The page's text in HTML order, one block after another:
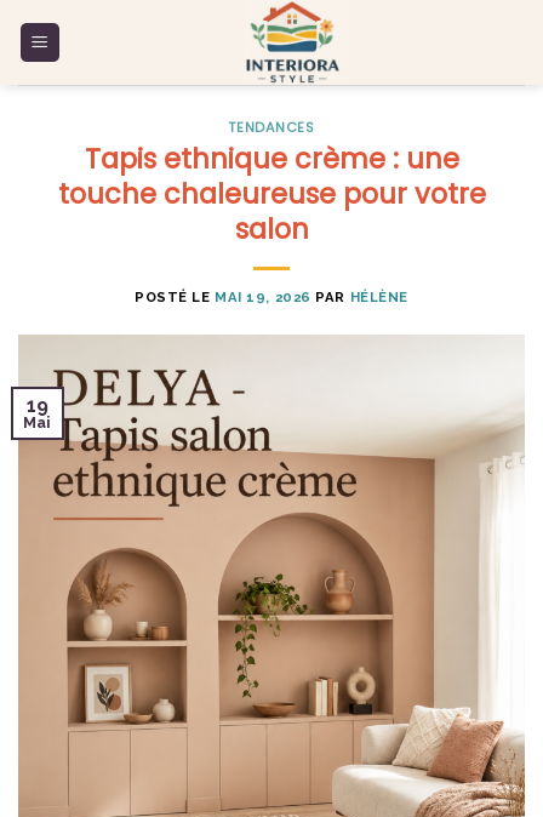
TENDANCES
Tapis ethnique crème : une
touche chaleureuse pour votre
salon
POSTÉ LE MAI 19, 2026 PAR HÉLÈNE
19
Mai